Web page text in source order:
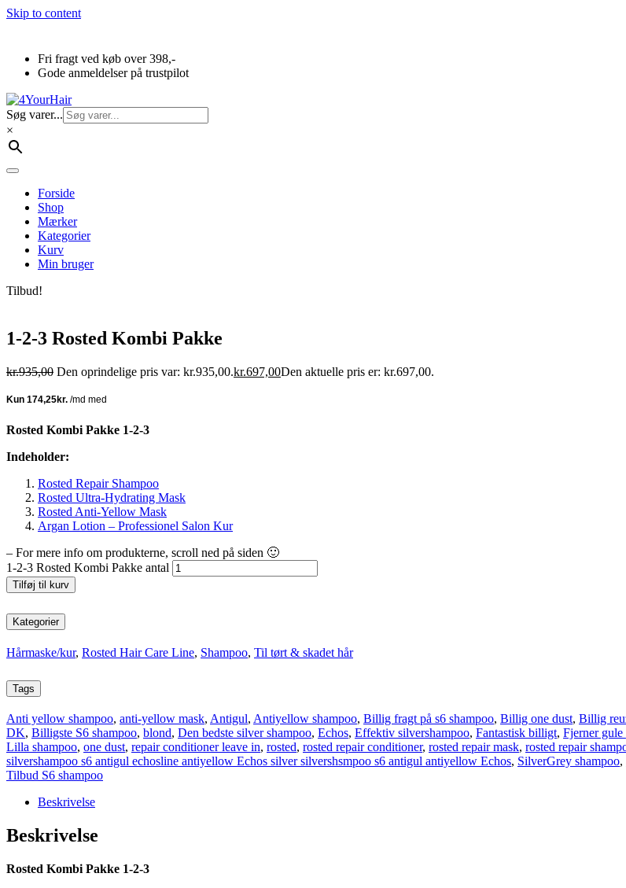
Skip to content
Fri fragt ved køb over 398,-
Gode anmeldelser på trustpilot
Søg varer...
×
Forside
Shop
Mærker
Kategorier
Kurv
Min bruger
Tilbud!
1-2-3 Rosted Kombi Pakke
kr.935,00 Den oprindelige pris var: kr.935,00.kr.697,00Den aktuelle pris er: kr.697,00.
Rosted Kombi Pakke 1-2-3
Indeholder:
Rosted Repair Shampoo
Rosted Ultra-Hydrating Mask
Rosted Anti-Yellow Mask
Argan Lotion – Professionel Salon Kur
– For mere info om produkterne, scroll ned på siden 🙂
1-2-3 Rosted Kombi Pakke antal
Tilføj til kurv
Kategorier
Hårmaske/kur, Rosted Hair Care Line, Shampoo, Til tørt & skadet hår
Tags
Anti yellow shampoo, anti-yellow mask, Antigul, Antiyellow shampoo, Billig fragt på s6 shampoo, Billig one dust, Billig
DK, Billigste S6 shampoo, blond, Den bedste silver shampoo, Echos, Effektiv silvershampoo, Fantastisk billigt, Fjerner gule
Lilla shampoo, one dust, repair conditioner leave in, rosted, rosted repair conditioner, rosted repair mask, rosted repair
silvershampoo s6 antigul echosline antiyellow Echos silver silvershsmpoo s6 antigul antiyellow Echos, SilverGrey shampoo,
Tilbud S6 shampoo
Beskrivelse
Beskrivelse
Rosted Kombi Pakke 1-2-3